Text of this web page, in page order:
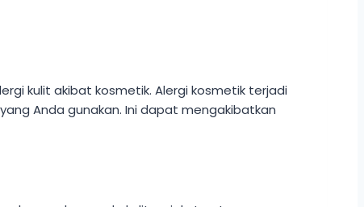
kulit akibat kosmetik. Alergi kosmetik terjadi
Anda gunakan. Ini dapat mengakibatkan